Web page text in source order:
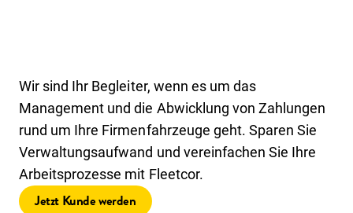
Wir sind Ihr Begleiter, wenn es um das
Management und die Abwicklung von Zahlungen
rund um Ihre Firmenfahrzeuge geht. Sparen Sie
Verwaltungsaufwand und vereinfachen Sie Ihre
Arbeitsprozesse mit Fleetcor.
Jetzt Kunde werden